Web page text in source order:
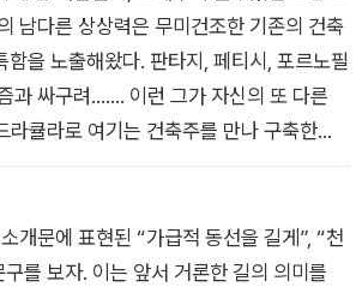
건축가나 건축물과 관련된 이슈도 꽤 폭넓
지만, 이 책은 2000년대 한국건축을 둘러
테크놀로지, 공간과 텍토닉, 도시적 맥락
재생, 목조건축, 일상과 거주 등의 주제에
점이라면, 대상 건축물이 주로 서울과 수
이다. 그리고 우리가 종종 건축사무소를
에로 양분해 보기도 하는데, 여기에 대규모
낸 건축 사례가 부재함도 인지할 필요가
남다른 상상력은 무미건조한 기존의 건축
함을 노출해왔다. 판타지, 페티시, 포르노필
과 싸구려……. 이런 그가 자신의 또 다른
큘라로 여기는 건축주를 만나 구축한
로 상상사진관이다.
개문에 표현된 “가급적 동선을 길게”, “천
를 보자. 이는 앞서 거론한 길의 의미를